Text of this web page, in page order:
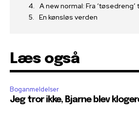
A new normal: Fra ‘tøsedreng’
En kønsløs verden
Læs også
Boganmeldelser
Jeg tror ikke, Bjarne blev